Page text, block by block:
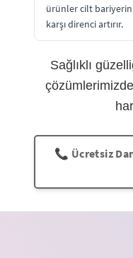
ürünler cilt
karşı direnci artırır.
Sağlıklı
📞 Ücretsiz